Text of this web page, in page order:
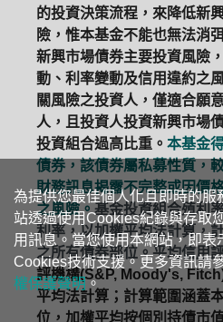
的投資決策流程，來降低新
險，惟本基金不能也無法消
新興市場債券主要投資風險
動、利率變動及信用違約之
關風險之投資人，僅適合願
人，且投資人投資新興市場
投資組合過高比重。 本基金
債券，該債券屬私募性質，
財務訊息揭露不完整或因價
之風險。基金投資組合殖利
利率，以加權平均法計算，
之所有債券部位。平均信用
評機構(S&P, Moody's,
平均法計算；計算範圍涵蓋
位，加權平均按個別持債市
為提供您最佳個人化且即時的服
站透過使用Cookies紀錄與存取
用訊息。當您使用本網站，即表
Cookies技術支援。更多資訊請
權保護聲明。